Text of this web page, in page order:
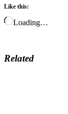
Like this:
Loading…
Related